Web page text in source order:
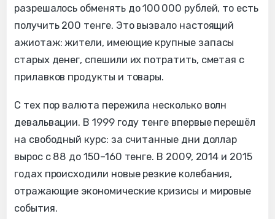
разрешалось обменять до 100 000 рублей, то есть
получить 200 тенге. Это вызвало настоящий
ажиотаж: жители, имеющие крупные запасы
старых денег, спешили их потратить, сметая с
прилавков продукты и товары.
С тех пор валюта пережила несколько волн
девальвации. В 1999 году тенге впервые перешёл
на свободный курс: за считанные дни доллар
вырос с 88 до 150–160 тенге. В 2009, 2014 и 2015
годах происходили новые резкие колебания,
отражающие экономические кризисы и мировые
события.